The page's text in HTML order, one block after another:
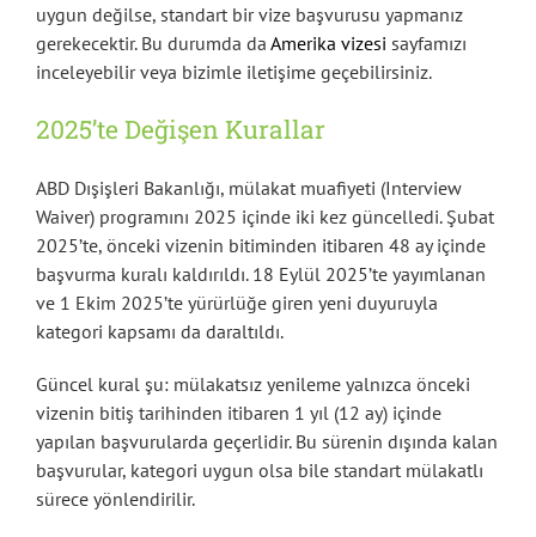
uygun değilse, standart bir vize başvurusu yapmanız
gerekecektir. Bu durumda da Amerika vizesi sayfamızı
inceleyebilir veya bizimle iletişime geçebilirsiniz.
2025’te Değişen Kurallar
ABD Dışişleri Bakanlığı, mülakat muafiyeti (Interview
Waiver) programını 2025 içinde iki kez güncelledi. Şubat
2025’te, önceki vizenin bitiminden itibaren 48 ay içinde
başvurma kuralı kaldırıldı. 18 Eylül 2025’te yayımlanan
ve 1 Ekim 2025’te yürürlüğe giren yeni duyuruyla
kategori kapsamı da daraltıldı.
Güncel kural şu: mülakatsız yenileme yalnızca önceki
vizenin bitiş tarihinden itibaren 1 yıl (12 ay) içinde
yapılan başvurularda geçerlidir. Bu sürenin dışında kalan
başvurular, kategori uygun olsa bile standart mülakatlı
sürece yönlendirilir.